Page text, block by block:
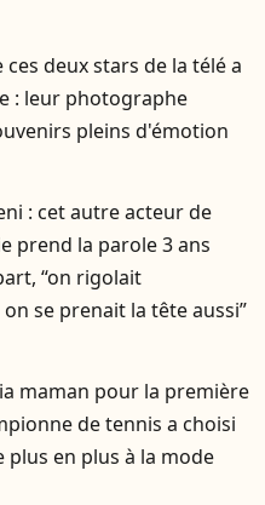
ces deux stars de la télé a
: leur photographe
pleins d'émotion
: cet autre acteur de
prend la parole 3 ans
“on rigolait
se prenait la tête aussi”
maman pour la première
de tennis a choisi
plus en plus à la mode